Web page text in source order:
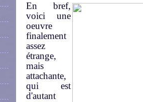
En bref,
voici une
oeuvre
finalement
assez
étrange,
mais
attachante,
qui est
d'autant